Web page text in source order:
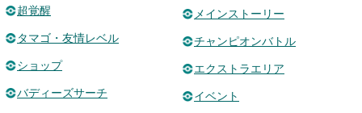
超覚醒
タマゴ・友情レベル
ショップ
バディーズサーチ
メインストーリー
チャンピオンバトル
エクストラエリア
イベント